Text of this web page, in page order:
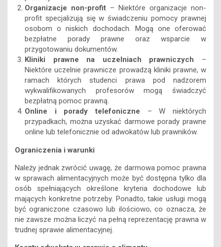
osobom o niskich dochodach. Mogą one oferować
bezpłatne porady prawne oraz wsparcie w
przygotowaniu dokumentów.
Kliniki prawne na uczelniach prawniczych
–
Niektóre uczelnie prawnicze prowadzą kliniki prawne, w
ramach których studenci prawa pod nadzorem
wykwalifikowanych profesorów mogą świadczyć
bezpłatną pomoc prawną.
Online i porady telefoniczne
– W niektórych
przypadkach, można uzyskać darmowe porady prawne
online lub telefonicznie od adwokatów lub prawników.
Ograniczenia i warunki
w sprawach alimentacyjnych może być dostępna tylko dla
osób spełniających określone kryteria dochodowe lub
mających konkretne potrzeby. Ponadto, takie usługi mogą
być ograniczone czasowo lub ilościowo, co oznacza, że
nie zawsze można liczyć na pełną reprezentację prawna w
trudnej sprawie alimentacyjnej.
Koszty adwokata w sprawie o alimenty